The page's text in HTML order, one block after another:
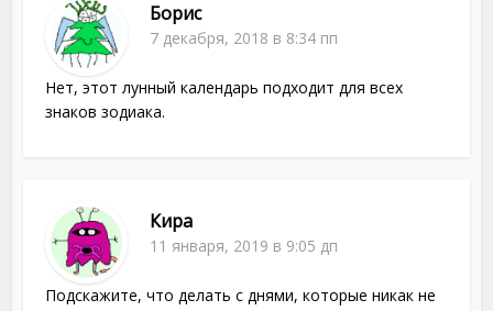
Борис
7 декабря, 2018 в 8:34 пп
Нет, этот лунный календарь подходит для всех
знаков зодиака.
Кира
11 января, 2019 в 9:05 дп
Подскажите, что делать с днями, которые никак не